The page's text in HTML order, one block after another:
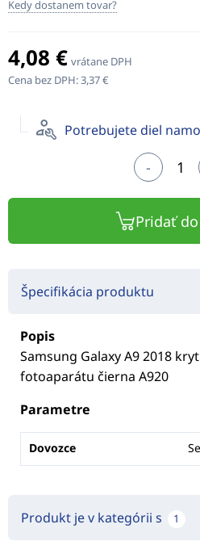
Kedy dostanem tovar?
4,08 € vrátane DPH
Cena bez DPH:3,37 €
Potrebujete diel
-
Pridať
Špecifikácia produktu
Popis
Samsung Galaxy A9 2018
fotoaparátu čierna A920
Parametre
Dovozce
Produkt je v kategórii s 1